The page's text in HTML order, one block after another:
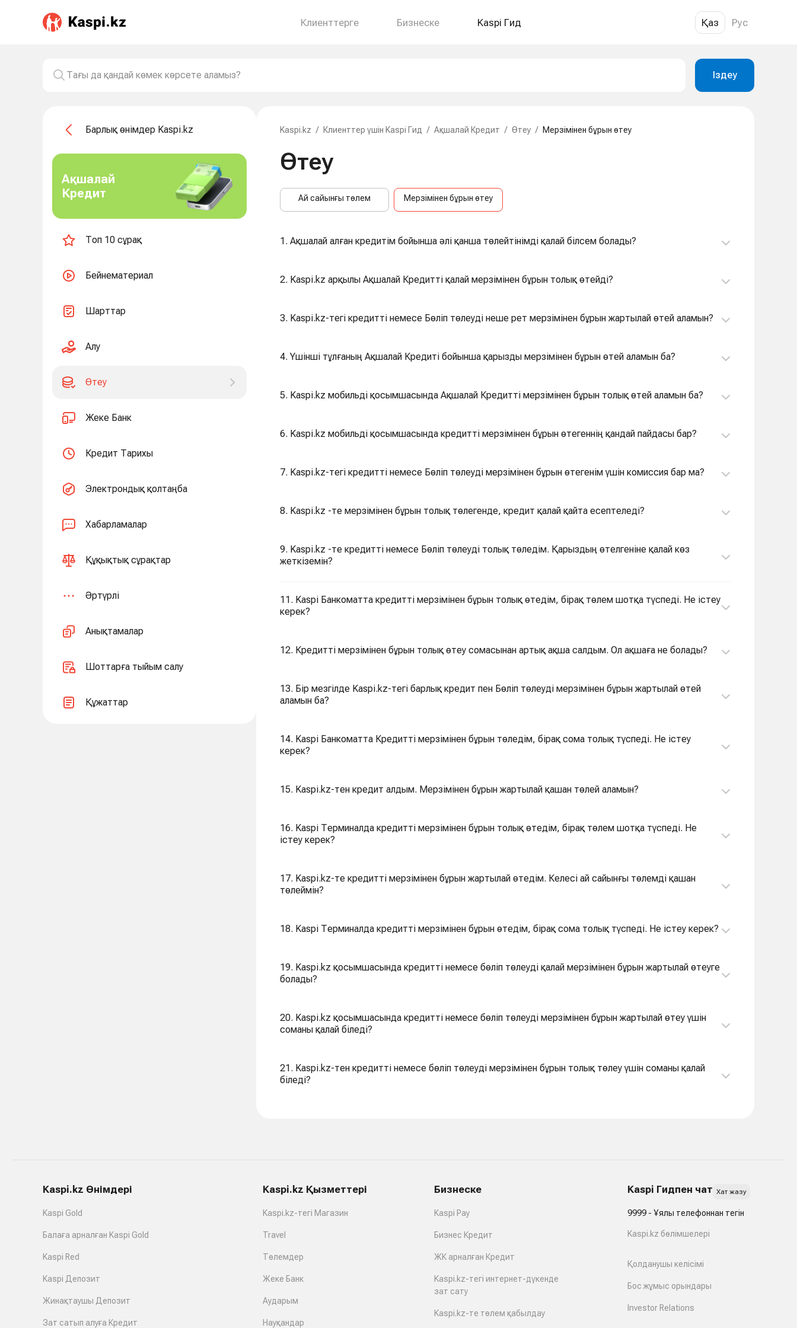
Клиенттерге Бизнеске Kaspi Гид Қаз Рус
Іздеу
Барлық өнімдер Kaspi.kz
Ақшалай
Кредит
Топ 10 сұрақ
Бейнематериал
Шарттар
Алу
Өтеу
Жеке Банк
Кредит Тарихы
Электрондық қолтаңба
Хабарламалар
Құқықтық сұрақтар
Әртүрлі
Анықтамалар
Шоттарға тыйым салу
Құжаттар
Kaspi.kz / Клиенттер үшін Kaspi Гид / Ақшалай Кредит / Өтеу / Мерзімінен бұрын өтеу
Өтеу
Ай сайынғы төлем Мерзімінен бұрын өтеу
1. Ақшалай алған кредитім бойынша әлі қанша төлейтінімді қалай білсем болады?
2. Kaspi.kz арқылы Ақшалай Кредитті қалай мерзімінен бұрын толық өтейді?
3. Kaspi.kz-тегі кредитті немесе Бөліп төлеуді неше рет мерзімінен бұрын жартылай өтей аламын?
4. Үшінші тұлғаның Ақшалай Кредиті бойынша қарызды мерзімінен бұрын өтей аламын ба?
5. Kaspi.kz мобильді қосымшасында Ақшалай Кредитті мерзімінен бұрын толық өтей аламын ба?
6. Kaspi.kz мобильді қосымшасында кредитті мерзімінен бұрын өтегеннің қандай пайдасы бар?
7. Kaspi.kz-тегі кредитті немесе Бөліп төлеуді мерзімінен бұрын өтегенім үшін комиссия бар ма?
8. Kaspi.kz -те мерзімінен бұрын толық төлегенде, кредит қалай қайта есептеледі?
9. Kaspi.kz -те кредитті немесе Бөліп төлеуді толық төледім. Қарыздың өтелгеніне қалай көз
жеткіземін?
11. Kaspi Банкоматта кредитті мерзімінен бұрын толық өтедім, бірақ төлем шотқа түспеді. Не істеу
керек?
12. Кредитті мерзімінен бұрын толық өтеу сомасынан артық ақша салдым. Ол ақшаға не болады?
13. Бір мезгілде Kaspi.kz-тегі барлық кредит пен Бөліп төлеуді мерзімінен бұрын жартылай өтей
аламын ба?
14. Kaspi Банкоматта Кредитті мерзімінен бұрын төледім, бірақ сома толық түспеді. Не істеу
керек?
15. Kaspi.kz-тен кредит алдым. Мерзімінен бұрын жартылай қашан төлей аламын?
16. Kaspi Терминалда кредитті мерзімінен бұрын толық өтедім, бірақ төлем шотқа түспеді. Не
істеу керек?
17. Kaspi.kz-те кредитті мерзімінен бұрын жартылай өтедім. Келесі ай сайынғы төлемді қашан
төлеймін?
18. Kaspi Терминалда кредитті мерзімінен бұрын өтедім, бірақ сома толық түспеді. Не істеу керек?
19. Kaspi.kz қосымшасында кредитті немесе бөліп төлеуді қалай мерзімінен бұрын жартылай өтеуге
болады?
20. Kaspi.kz қосымшасында кредитті немесе бөліп төлеуді мерзімінен бұрын жартылай өтеу үшін
соманы қалай біледі?
21. Kaspi.kz-тен кредитті немесе бөліп төлеуді мерзімінен бұрын толық төлеу үшін соманы қалай
біледі?
Kaspi.kz Өнімдері
Kaspi Gold
Балаға арналған Kaspi Gold
Kaspi Red
Kaspi Депозит
Жинақтаушы Депозит
Зат сатып алуға Кредит
Kaspi.kz Қызметтері
Kaspi.kz-тегі Магазин
Travel
Төлемдер
Жеке Банк
Аударым
Науқандар
Бизнеске
Kaspi Pay
Бизнес Кредит
ЖК арналған Кредит
Kaspi.kz-тегі интернет-дүкенде
зат сату
Kaspi.kz-те төлем қабылдау
Kaspi Гидпен чат Хат жазу
9999 - Ұялы телефоннан тегін
Kaspi.kz бөлімшелері
Қолданушы келісімі
Бос жұмыс орындары
Investor Relations